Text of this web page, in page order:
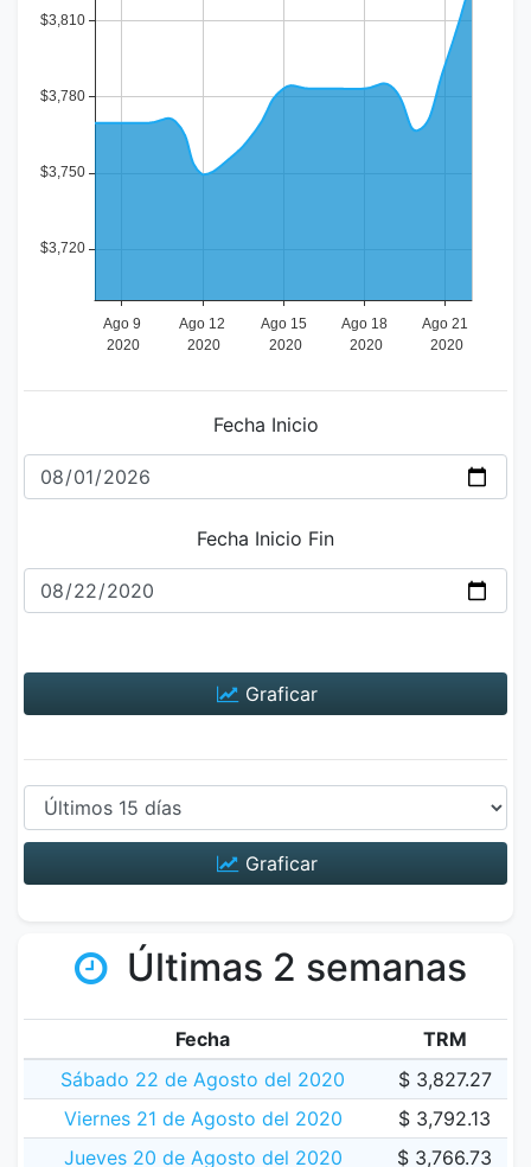
Fecha Inicio
Fecha Inicio Fin
Graficar
Graficar
Últimas 2 semanas
Fecha
TRM
Sábado 22 de Agosto del 2020
$ 3,827.27
Viernes 21 de Agosto del 2020
$ 3,792.13
Jueves 20 de Agosto del 2020
$ 3,766.73